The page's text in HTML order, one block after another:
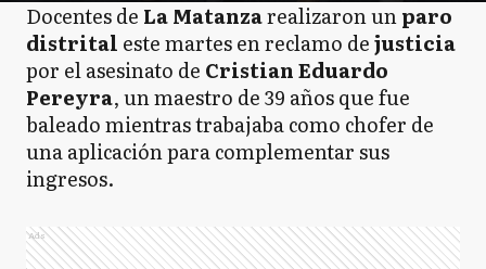
Docentes de La Matanzarealizaron unparo
distrital este martes en reclamo dejusticia
por el asesinato de Cristian Eduardo
Pereyra, un maestro de 39 años que fue
baleado mientras trabajaba como chofer de
una aplicación para complementar sus
ingresos.
Ads